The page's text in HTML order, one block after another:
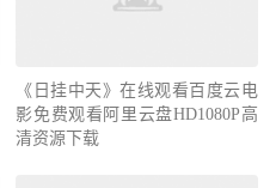
《日挂中天》在线观看百度云电
影免费观看阿里云盘HD1080P高
清资源下载